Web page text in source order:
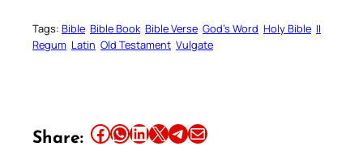
Tags: Bible Bible Book Bible Verse God’s Word Holy Bible II
Regum Latin Old Testament Vulgate
Share: Share this article on Facebook Share this article on WhatsApp Share this article on LinkedIn Share this article on X Share this article on TelegramEmail this Article